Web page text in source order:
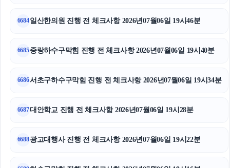
수원피부과
6684일산한의원 진행 전 체크사항 2026년07월06일 19시46분
6685중랑하수구막힘 진행 전 체크사항 2026년07월06일 19시40분
6686서초구하수구막힘 진행 전 체크사항 2026년07월06일 19시34분
6687대안학교 진행 전 체크사항 2026년07월06일 19시28분
6688광고대행사 진행 전 체크사항 2026년07월06일 19시22분